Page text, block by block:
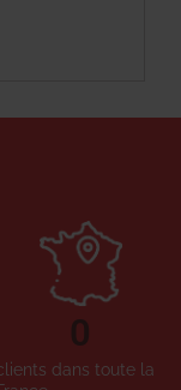
dans toute la
0